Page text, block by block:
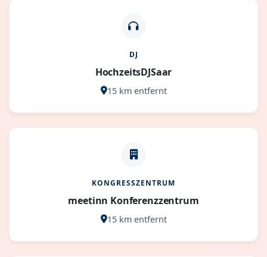
DJ
HochzeitsDJSaar
15 km entfernt
KONGRESSZENTRUM
meetinn Konferenzzentrum
15 km entfernt